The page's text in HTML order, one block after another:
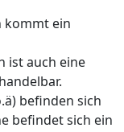
kommt ein
ist auch eine
befinden sich
befindet sich ein